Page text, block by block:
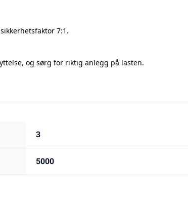
7:1 .
og sørg for riktig anlegg på lasten.
3
5000